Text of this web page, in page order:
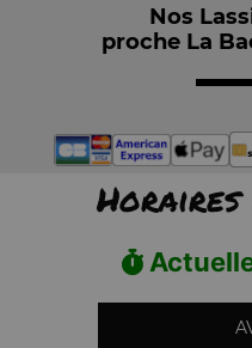
Nos
proche La
Horaires